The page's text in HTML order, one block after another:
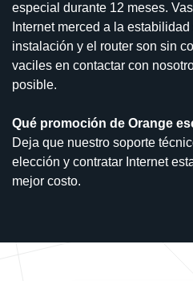
especial durante 12 meses.
Internet merced a la
instalación y el router son sin
vaciles en contactar con
posible.
Qué promoción de Orange
Deja que nuestro soporte
elección y contratar Internet
mejor costo.